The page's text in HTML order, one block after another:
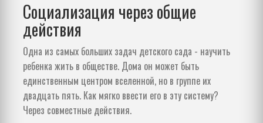
Социализация через общие
действия
Одна из самых больших задач детского сада - научить
ребенка жить в обществе. Дома он может быть
единственным центром вселенной, но в группе их
двадцать пять. Как мягко ввести его в эту систему?
Через совместные действия.